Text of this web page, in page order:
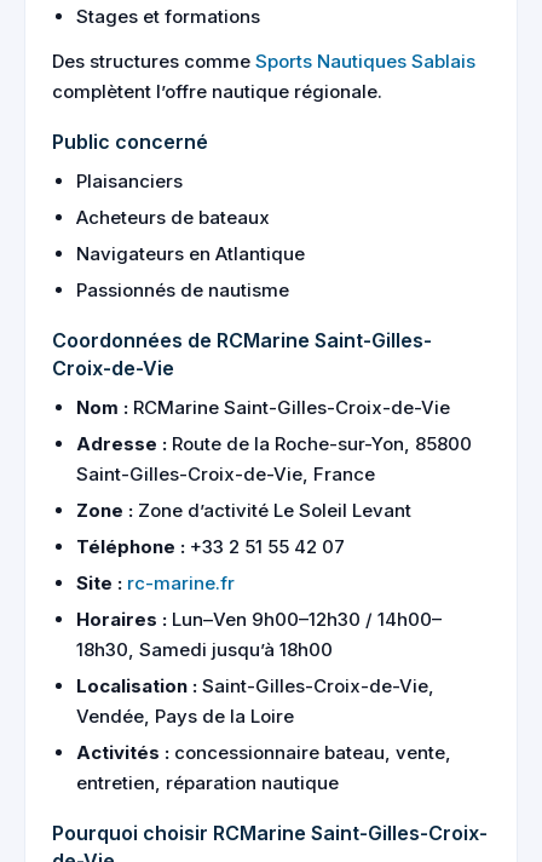
Stages et formations
Des structures comme Sports Nautiques Sablais
complètent l’offre nautique régionale.
Public concerné
Plaisanciers
Acheteurs de bateaux
Navigateurs en Atlantique
Passionnés de nautisme
Coordonnées de RCMarine Saint-Gilles-
Croix-de-Vie
Nom : RCMarine Saint-Gilles-Croix-de-Vie
Adresse : Route de la Roche-sur-Yon, 85800
Saint-Gilles-Croix-de-Vie, France
Zone : Zone d’activité Le Soleil Levant
Téléphone : +33 2 51 55 42 07
Site : rc-marine.fr
Horaires : Lun–Ven 9h00–12h30 / 14h00–
18h30, Samedi jusqu’à 18h00
Localisation : Saint-Gilles-Croix-de-Vie,
Vendée, Pays de la Loire
Activités : concessionnaire bateau, vente,
entretien, réparation nautique
Pourquoi choisir RCMarine Saint-Gilles-Croix-